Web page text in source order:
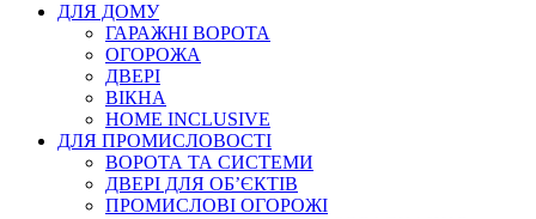
ДЛЯ ДОМУ
ГАРАЖНІ ВОРОТА
ОГОРОЖА
ДВЕРІ
ВІКНА
HOME INCLUSIVE
ДЛЯ ПРОМИСЛОВОСТІ
ВОРОТА ТА СИСТЕМИ
ДВЕРІ ДЛЯ ОБ’ЄКТІВ
ПРОМИСЛОВІ ОГОРОЖІ